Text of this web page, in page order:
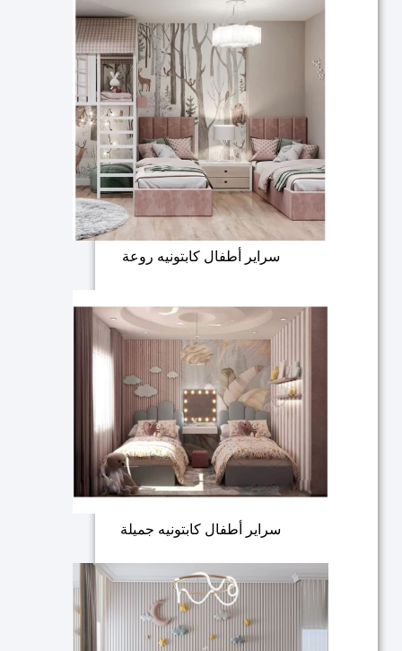
سراير أطفال كابتونيه روعة
سراير أطفال كابتونيه جميلة